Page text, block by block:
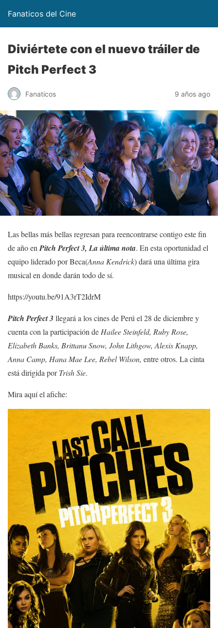
Fanaticos del Cine
Diviértete con el nuevo tráiler de
Pitch Perfect 3
Fanaticos 9 años ago
Las bellas más bellas regresan para reencontrarse contigo este fin
de año en Pitch Perfect 3, La última nota. En esta oportunidad el
equipo liderado por Beca(Anna Kendrick) dará una última gira
musical en donde darán todo de sí.
https://youtu.be/91A3rT2IdrM
Pitch Perfect 3 llegará a los cines de Perú el 28 de diciembre y
cuenta con la participación de Hailee Steinfeld, Ruby Rose,
Elizabeth Banks, Brittanu Snow, John Lithgow, Alexis Knapp,
Anna Camp, Hana Mae Lee, Rebel Wilson, entre otros. La cinta
está dirigida porTrish Sie.
Mira aquí el afiche: